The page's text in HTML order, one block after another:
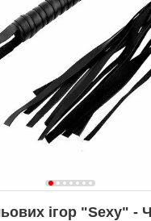
ігор "Sexy" -